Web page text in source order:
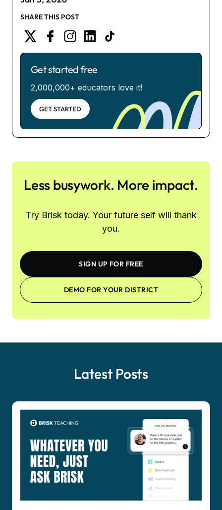
SHARE THIS POST
Get started free
2,000,000+ educators love it!
GET STARTED
Less busywork. More impact.
Try Brisk today. Your future self will thank
you.
SIGN UP FOR FREE
DEMO FOR YOUR DISTRICT
Latest Posts